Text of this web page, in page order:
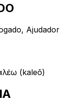
Ajudador
(kaleō)